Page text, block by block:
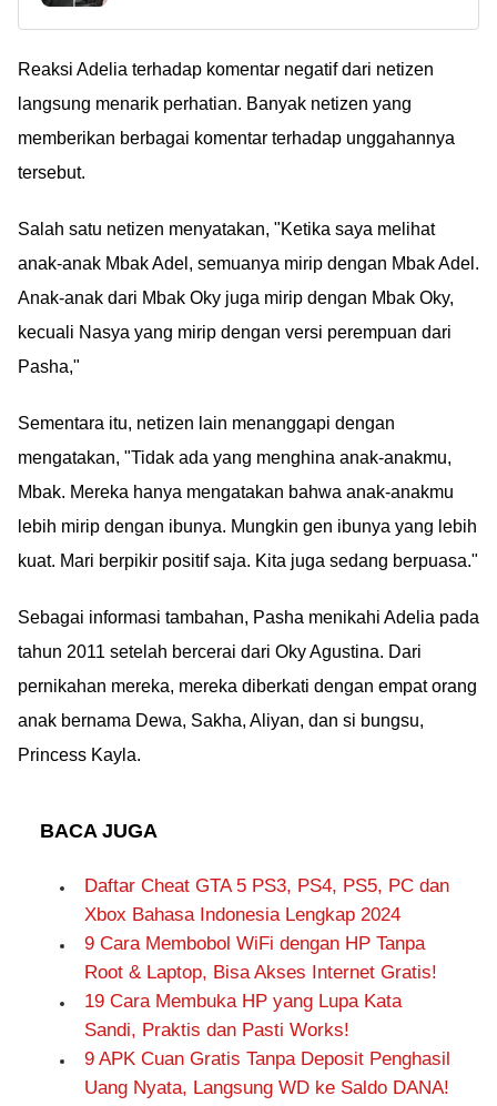
Teguran
makanan bekas gigitan
orang lain? Silakan
nilai sendiri deh..
Reaksi Adelia terhadap komentar negatif dari netizen
langsung menarik perhatian. Banyak netizen yang
memberikan berbagai komentar terhadap unggahannya
tersebut.
Salah satu netizen menyatakan, "Ketika saya melihat
anak-anak Mbak Adel, semuanya mirip dengan Mbak Adel.
Anak-anak dari Mbak Oky juga mirip dengan Mbak Oky,
kecuali Nasya yang mirip dengan versi perempuan dari
Pasha,"
Sementara itu, netizen lain menanggapi dengan
mengatakan, "Tidak ada yang menghina anak-anakmu,
Mbak. Mereka hanya mengatakan bahwa anak-anakmu
lebih mirip dengan ibunya. Mungkin gen ibunya yang lebih
kuat. Mari berpikir positif saja. Kita juga sedang berpuasa."
Sebagai informasi tambahan, Pasha menikahi Adelia pada
tahun 2011 setelah bercerai dari Oky Agustina. Dari
pernikahan mereka, mereka diberkati dengan empat orang
anak bernama Dewa, Sakha, Aliyan, dan si bungsu,
Princess Kayla.
BACA JUGA
Daftar Cheat GTA 5 PS3, PS4, PS5, PC dan
Xbox Bahasa Indonesia Lengkap 2024
9 Cara Membobol WiFi dengan HP Tanpa
Root & Laptop, Bisa Akses Internet Gratis!
19 Cara Membuka HP yang Lupa Kata
Sandi, Praktis dan Pasti Works!
9 APK Cuan Gratis Tanpa Deposit Penghasil
Uang Nyata, Langsung WD ke Saldo DANA!